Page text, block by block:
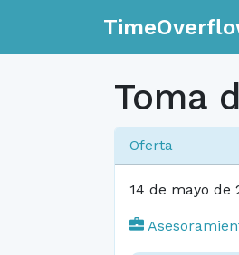
Toma
Oferta
14 de mayo de